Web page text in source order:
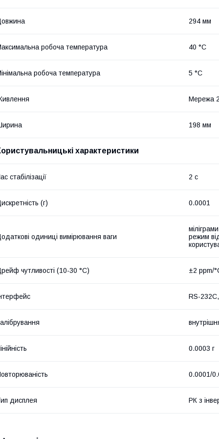
294 мм
робоча температура 40 °С
робоча температура 5 °С
Мережа
198 мм
характеристики
стабілізації 2 с
(г) 0.0001
одиниці вимірювання ваги
режим
чутливості (10-30 °C) ±2 ppm/
RS-
0.0003 г
0.0001/
дисплея РК з